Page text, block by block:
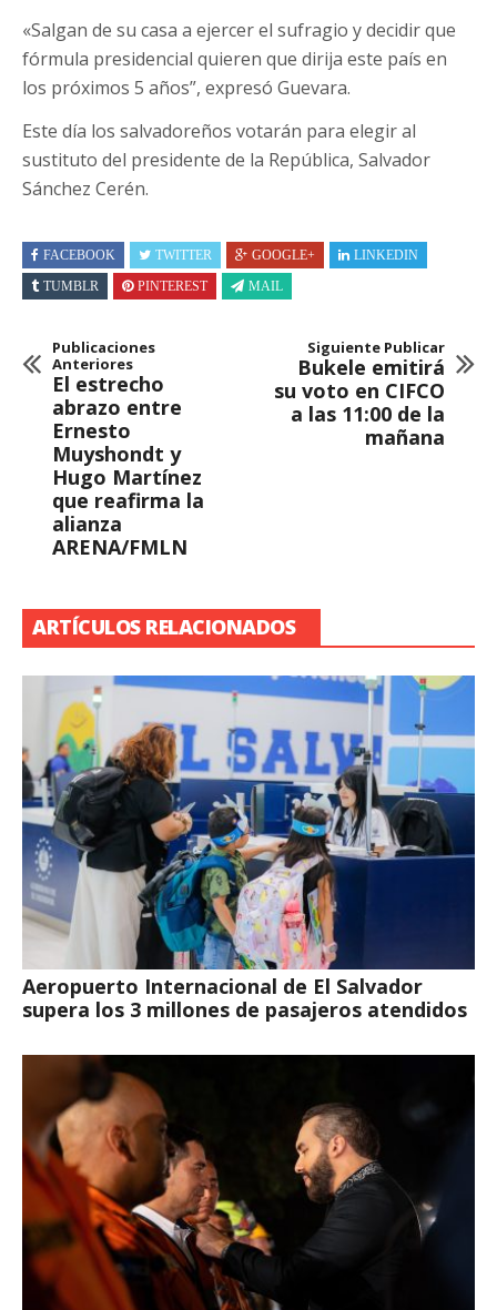
«Salgan de su casa a ejercer el sufragio y decidir que
fórmula presidencial quieren que dirija este país en
los próximos 5 años”, expresó Guevara.
Este día los salvadoreños votarán para elegir al
sustituto del presidente de la República, Salvador
Sánchez Cerén.
FACEBOOK TWITTER GOOGLE+
LINKEDIN
TUMBLR
PINTEREST MAIL
Publicaciones
Anteriores
El estrecho
abrazo entre
Ernesto
Muyshondt y
Hugo Martínez
que reafirma la
alianza
ARENA/FMLN
Siguiente Publicar
Bukele emitirá
su voto en CIFCO
a las 11:00 de la
mañana
ARTÍCULOS RELACIONADOS
Aeropuerto Internacional de El Salvador
supera los 3 millones de pasajeros atendidos